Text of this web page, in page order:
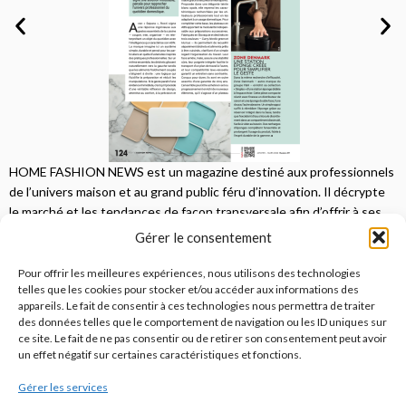
Gérer le consentement
Pour offrir les meilleures expériences, nous utilisons des technologies
telles que les cookies pour stocker et/ou accéder aux informations des
appareils. Le fait de consentir à ces technologies nous permettra de traiter
des données telles que le comportement de navigation ou les ID uniques sur
ce site. Le fait de ne pas consentir ou de retirer son consentement peut avoir
un effet négatif sur certaines caractéristiques et fonctions.
Gérer les services
HOME FASHION NEWS est un magazine destiné aux professionnels
de l’univers maison et au grand public féru d’innovation. Il décrypte
le marché et les tendances de façon transversale afin d’offrir à ses
lecteurs une vision complète.
JE M'ABONNE